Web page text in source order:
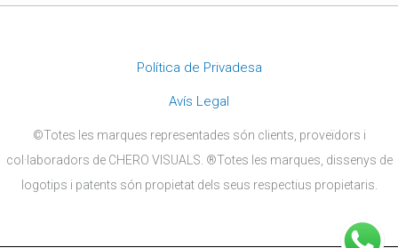
Política de Privadesa
Avís Legal
©Totes les marques representades són clients, proveïdors i
col·laboradors de CHERO VISUALS. ®Totes les marques, dissenys de
logotips i patents són propietat dels seus respectius propietaris.